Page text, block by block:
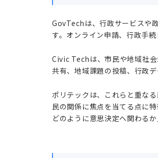
GovTechは、行政サービスや
す。オンライン申請、行政手
Civic Techは、市民や地域社
共有、地域課題の投稿、行政
ポリテックは、これらと重な
民の関係に焦点を当てる点に
どのように意思決定へ関わるか